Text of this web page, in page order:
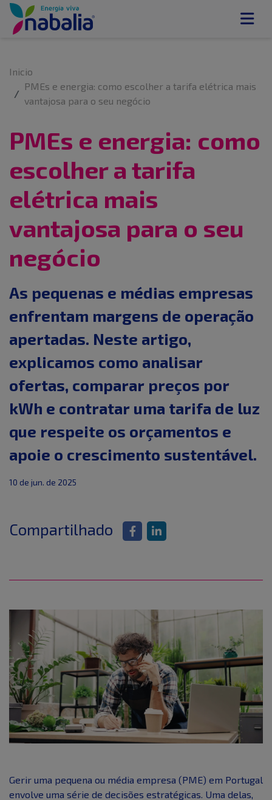
Inicio
PMEs e energia: como escolher a tarifa elétrica mais
vantajosa para o seu negócio
PMEs e energia: como
escolher a tarifa
elétrica mais
vantajosa para o seu
negócio
As pequenas e médias empresas
enfrentam margens de operação
apertadas. Neste artigo,
explicamos como analisar
ofertas, comparar preços por
kWh e contratar uma tarifa de luz
que respeite os orçamentos e
apoie o crescimento sustentável.
10 de jun. de 2025
Compartilhado
Gerir uma pequena ou média empresa (PME) em Portugal
envolve uma série de decisões estratégicas. Uma delas,